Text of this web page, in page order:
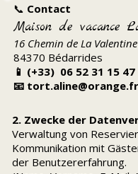
📞 Contact
Maison de vacance
16 Chemin de La Valentine
84370 Bédarrides
📱 (+33) 06 52 31 15 47
📧 tort.aline@orange.fr
2. Zwecke der
Verwaltung von
Kommunikation mit
der Benutzererfahrung.